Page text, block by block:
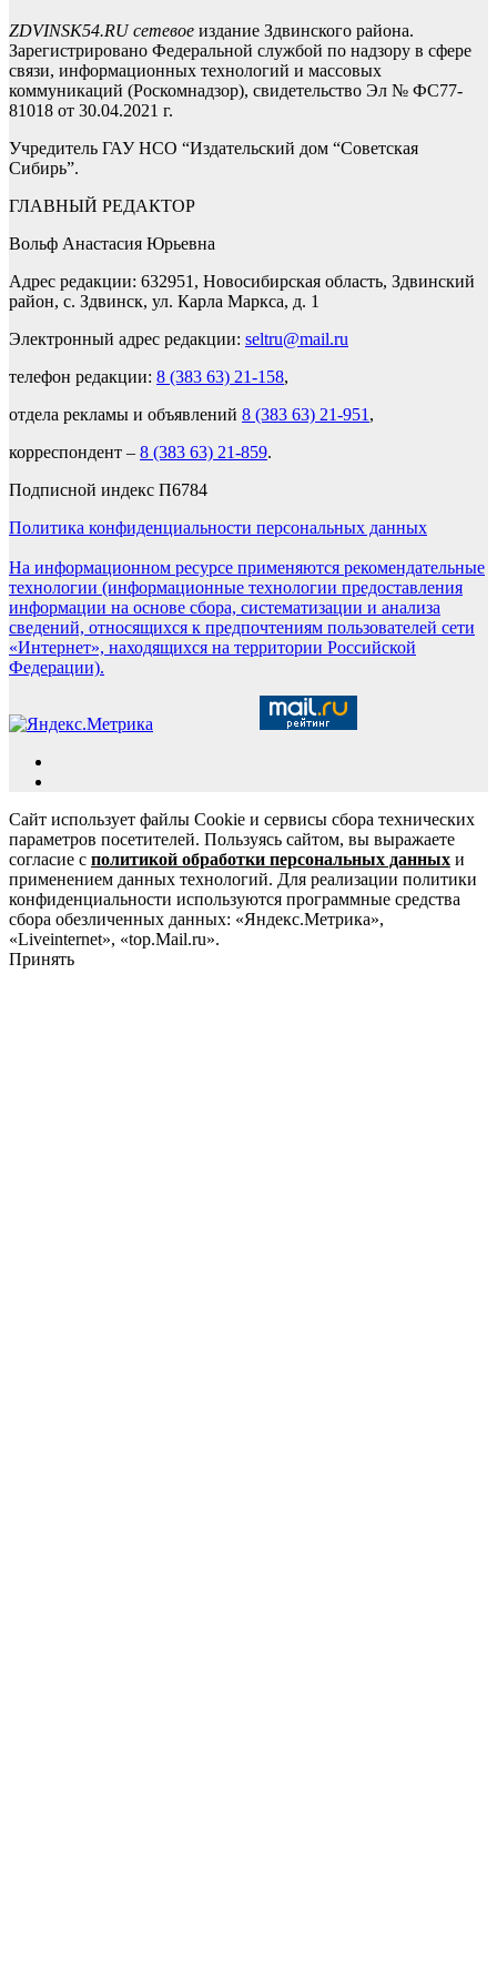
ZDVINSK54.RU сетевое издание Здвинского района.
Зарегистрировано Федеральной службой по надзору в сфере
связи, информационных технологий и массовых
коммуникаций (Роскомнадзор), свидетельство Эл № ФС77-
81018 от 30.04.2021 г.
Учредитель ГАУ НСО “Издательский дом “Советская
Сибирь”.
ГЛАВНЫЙ РЕДАКТОР
Вольф Анастасия Юрьевна
Адрес редакции: 632951, Новосибирская область, Здвинский
район, с. Здвинск, ул. Карла Маркса, д. 1
Электронный адрес редакции: seltru@mail.ru
телефон редакции: 8 (383 63) 21-158,
отдела рекламы и объявлений 8 (383 63) 21-951 ,
корреспондент – 8 (383 63) 21-859.
Подписной индекс П6784
Политика конфиденциальности персональных данных
На информационном ресурсе применяются рекомендательные
технологии (информационные технологии предоставления
информации на основе сбора, систематизации и анализа
сведений, относящихся к предпочтениям пользователей сети
«Интернет», находящихся на территории Российской
Федерации).
Сайт использует файлы Cookie и сервисы сбора технических
параметров посетителей. Пользуясь сайтом, вы выражаете
согласие с политикой обработки персональных данных и
применением данных технологий. Для реализации политики
конфиденциальности используются программные средства
сбора обезличенных данных: «Яндекс.Метрика»,
«Liveinternet», «top.Mail.ru».
Принять